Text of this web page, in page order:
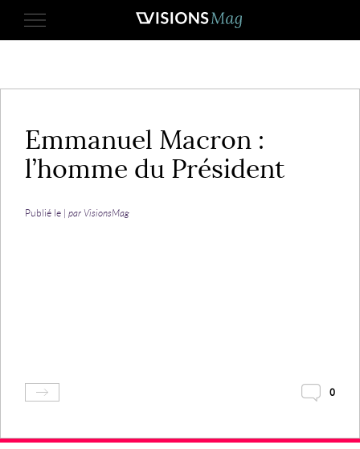
Emmanuel Macron :
l’homme du Président
Publié le | par VisionsMag
0